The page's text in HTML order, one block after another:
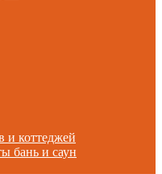
и коттеджей
бань и саун